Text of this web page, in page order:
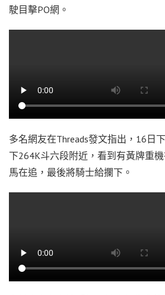
駛目擊PO網。
多名網友在Threads發文指出，16日
下264K斗六段附近，看到有黃牌重
馬在追，最後將騎士給攔下。